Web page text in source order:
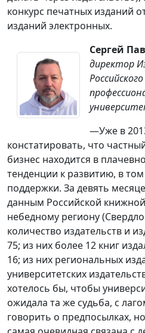
конкурс печатных изданий
изданий электронных.
Сергей
директор
—Уже в
констатировать, что
бизнес находится в
тенденции к развитию, в том
поддержки. За девять
данным Российской
небедному региону
количество издательств и
75; из них более 12 книг
16; из них региональных
университетских
хотелось бы, чтобы
ожидала та же судьба, с
говорить о предпосылках,